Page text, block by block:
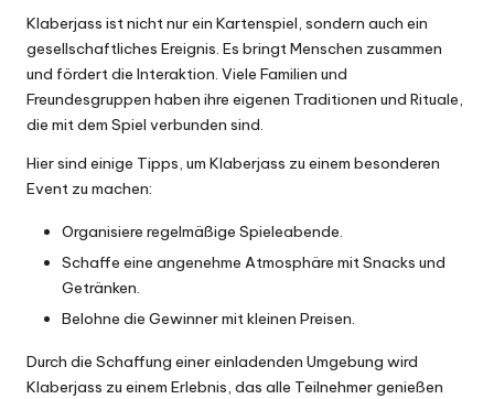
Klaberjass ist nicht nur ein Kartenspiel, sondern auch ein
gesellschaftliches Ereignis. Es bringt Menschen zusammen
und fördert die Interaktion. Viele Familien und
Freundesgruppen haben ihre eigenen Traditionen und Rituale,
die mit dem Spiel verbunden sind.
Hier sind einige Tipps, um Klaberjass zu einem besonderen
Event zu machen:
Organisiere regelmäßige Spieleabende.
Schaffe eine angenehme Atmosphäre mit Snacks und
Getränken.
Belohne die Gewinner mit kleinen Preisen.
Durch die Schaffung einer einladenden Umgebung wird
Klaberjass zu einem Erlebnis, das alle Teilnehmer genießen